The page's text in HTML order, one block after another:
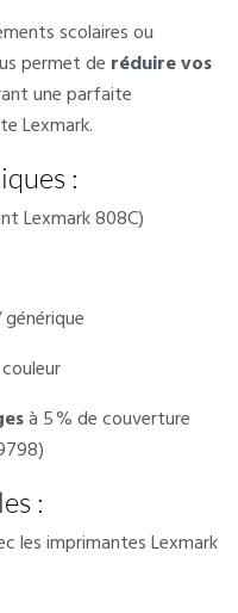
scolaires ou
permet de réduire vos
une parfaite
Lexmark.
:
Lexmark 808C)
à 5 % de couverture
:
les imprimantes Lexmark